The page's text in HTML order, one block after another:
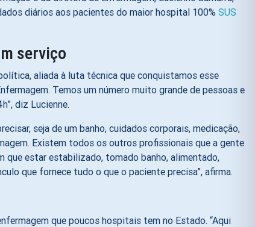
diários aos pacientes do maior hospital 100% SUS
serviço
aliada à luta técnica que conquistamos esse
Temos um número muito grande de pessoas e
diz Lucienne.
seja de um banho, cuidados corporais, medicação,
Existem todos os outros profissionais que a gente
que estar estabilizado, tomado banho, alimentado,
que fornece tudo o que o paciente precisa”, afirma.
que poucos hospitais tem no Estado. “Aqui